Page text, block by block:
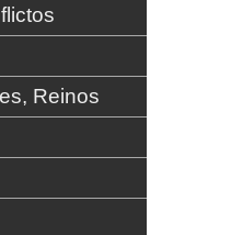
Reinos